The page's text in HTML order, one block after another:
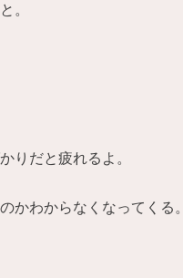
。
りだと疲れるよ。
かわからなくなってくる。